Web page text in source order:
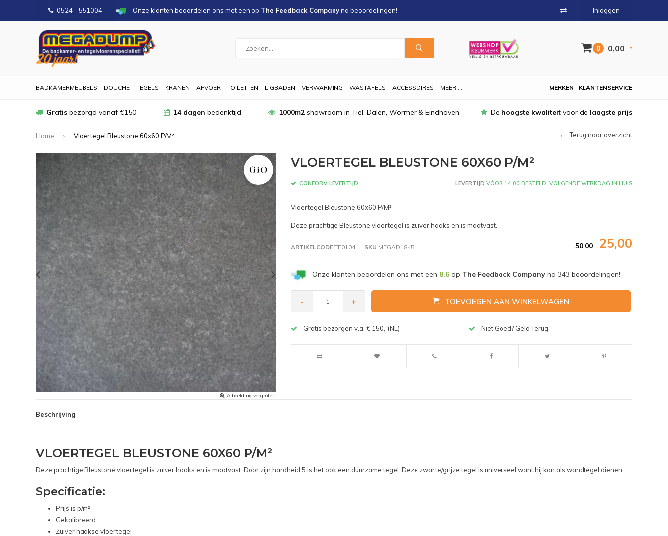
0524 - 551004 Onze klanten beoordelen ons met een op The Feedback Companyna beoordelingen! Inloggen
0 0,00
BADKAMERMEUBELS DOUCHE TEGELS KRANEN AFVOER TOILETTEN LIGBADEN VERWARMING WASTAFELS ACCESSOIRES MEER.... KLANTENSERVICE
MERKEN
Gratis bezorgd vanaf €150 14 dagen bedenktijd 1000m2showroom in Tiel, Dalen, Wormer & Eindhoven De hoogste kwaliteit voor de laagste prijs
Home Vloertegel Bleustone 60x60 P/M² Terug naar overzicht
Afbeelding vergroten
VLOERTEGEL BLEUSTONE 60X60 P/M²
CONFORM LEVERTIJD LEVERTIJD VÓÓR 14:00 BESTELD, VOLGENDE WERKDAG IN HUIS
Vloertegel Bleustone 60x60 P/M²
Deze prachtige Bleustone vloertegel is zuiver haaks en is maatvast.
ARTIKELCODETE0104 SKU MEGAD1845 50,00 25,00
Onze klanten beoordelen ons met een 8,6op The Feedback Companyna 343 beoordelingen!
- + TOEVOEGEN AAN WINKELWAGEN
Gratis bezorgen v.a. € 150,-(NL) Niet Goed? Geld Terug
Beschrijving
VLOERTEGEL BLEUSTONE 60X60 P/M²
Deze prachtige Bleustone vloertegel is zuiver haaks en is maatvast. Door zijn hardheid 5 is het ook een duurzame tegel. Deze zwarte/grijze tegel is universeel want hij kan als wandtegel dienen.
Specificatie:
Prijs is p/m²
Gekalibreerd
Zuiver haakse vloertegel